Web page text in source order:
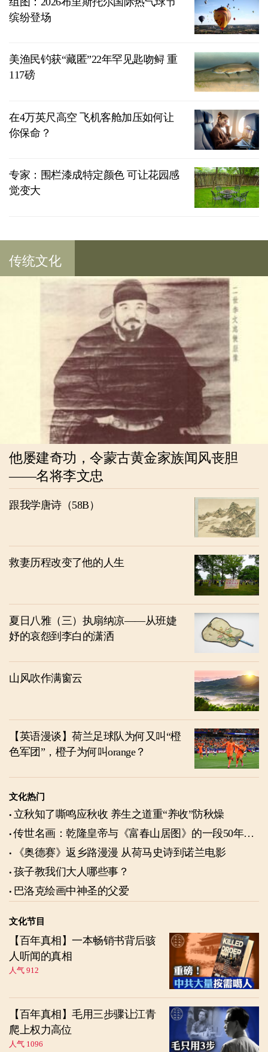
缤纷登场
美渔民钓获“藏匿”22年罕见匙吻鲟 重
117磅
在4万英尺高空 飞机客舱加压如何让
你保命？
专家：围栏漆成特定颜色 可让花园感
觉变大
传统文化
他屡建奇功，令蒙古黄金家族闻风丧胆
——名将李文忠
跟我学唐诗（58B）
救妻历程改变了他的人生
夏日八雅（三）执扇纳凉——从班婕
妤的哀怨到李白的潇洒
山风吹作满窗云
【英语漫谈】荷兰足球队为何又叫“橙
色军团”，橙子为何叫orange？
文化热门
立秋知了嘶鸣应秋收 养生之道重“养收”防秋燥
传世名画：乾隆皇帝与《富春山居图》的一段50年奇
缘 《奥德赛》返乡路漫漫 从荷马史诗到诺兰电影
孩子教我们大人哪些事？
巴洛克绘画中神圣的父爱
文化节目
【百年真相】一本畅销书背后骇
人听闻的真相
人气 912
【百年真相】毛用三步骤让江青
爬上权力高位
人气 1096